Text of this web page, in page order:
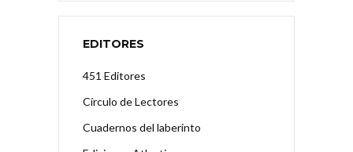
EDITORES
451 Editores
Círculo de Lectores
Cuadernos del laberinto